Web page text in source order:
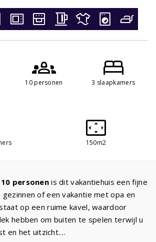
10 personen 3 slaapkamers
150m2
10 personenis dit vakantiehuis een fijne
of een vakantie met opa en
op een ruime kavel, waardoor
hebben om buiten te spelen terwijl u
en het uitzicht.